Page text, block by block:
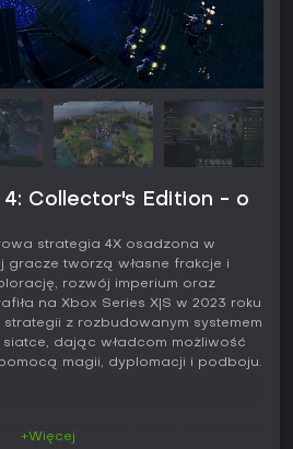
Collector's Edition - o
strategia 4X osadzona w
gracze tworzą własne frakcje i
rozwój imperium oraz
na Xbox Series X|S w 2023 roku
strategii z rozbudowanym systemem
dając władcom możliwość
magii, dyplomacji i podboju.
+Więcej